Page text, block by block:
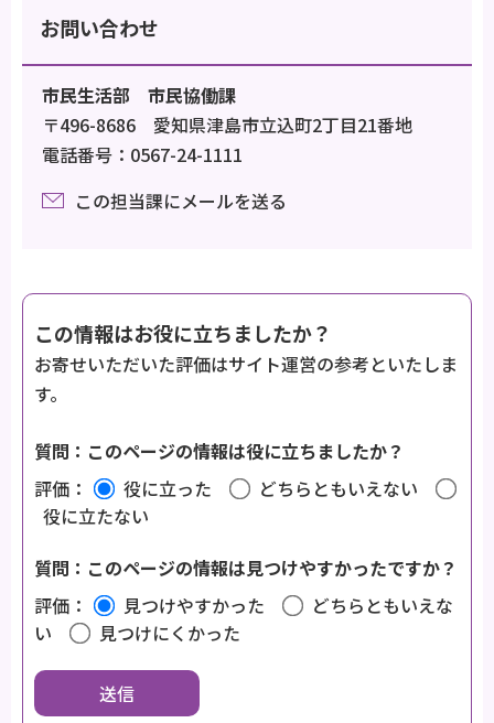
お問い合わせ
市民生活部 市民協働課
〒496-8686 愛知県津島市立込町2丁目21番地
電話番号：0567-24-1111
この担当課にメールを送る
この情報はお役に立ちましたか？
お寄せいただいた評価はサイト運営の参考といたしま
す。
質問：このページの情報は役に立ちましたか？
評価：
役に立った
どちらともいえない
役に立たない
質問：このページの情報は見つけやすかったですか？
評価：
見つけやすかった
どちらともいえな
い
見つけにくかった